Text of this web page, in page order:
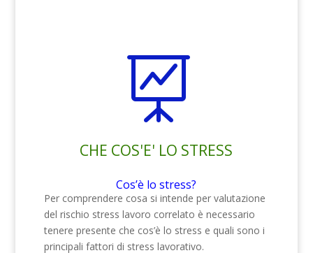

CHE COS'E' LO STRESS
Cos’è lo stress?
Per comprendere cosa si intende per valutazione
del rischio stress lavoro correlato è necessario
tenere presente che cos’è lo stress e quali sono i
principali fattori di stress lavorativo.